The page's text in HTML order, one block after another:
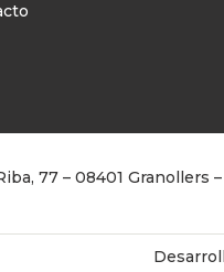
77 – 08401